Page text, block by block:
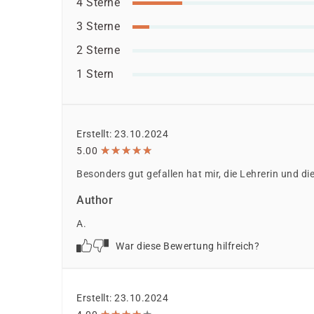
Ob eine Förderung oder Kostenübernahme
3 Sterne
2 Sterne
1 Stern
Erstellt: 23.10.2024
5.00 ★★★★★
★★★★★
Besonders gut gefallen hat mir, die Lehrerin und
Author
A.
War diese Bewertung hilfreich?
Erstellt: 23.10.2024